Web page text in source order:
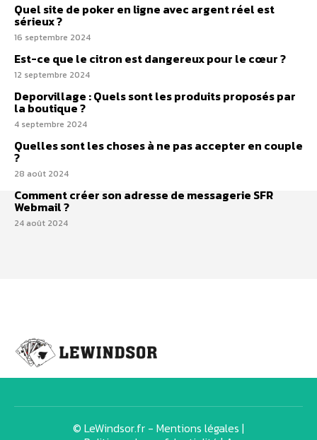
Quel site de poker en ligne avec argent réel est
sérieux ?
16 septembre 2024
Est-ce que le citron est dangereux pour le cœur ?
12 septembre 2024
Deporvillage : Quels sont les produits proposés par
la boutique ?
4 septembre 2024
Quelles sont les choses à ne pas accepter en couple
?
28 août 2024
Comment créer son adresse de messagerie SFR
Webmail ?
24 août 2024
© LeWindsor.fr - Mentions légales |